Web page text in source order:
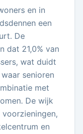
en in
een
De
dat 21,0% van
wat duidt
senioren
met
De wijk
en